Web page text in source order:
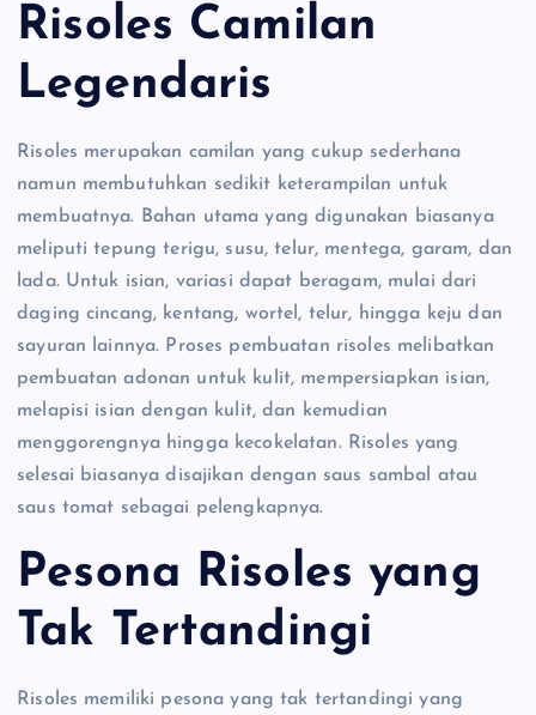
Risoles Camilan
Legendaris
Risoles merupakan camilan yang cukup sederhana
namun membutuhkan sedikit keterampilan untuk
membuatnya. Bahan utama yang digunakan biasanya
meliputi tepung terigu, susu, telur, mentega, garam, dan
lada. Untuk isian, variasi dapat beragam, mulai dari
daging cincang, kentang, wortel, telur, hingga keju dan
sayuran lainnya. Proses pembuatan risoles melibatkan
pembuatan adonan untuk kulit, mempersiapkan isian,
melapisi isian dengan kulit, dan kemudian
menggorengnya hingga kecokelatan. Risoles yang
selesai biasanya disajikan dengan saus sambal atau
saus tomat sebagai pelengkapnya.
Pesona Risoles yang
Tak Tertandingi
Risoles memiliki pesona yang tak tertandingi yang